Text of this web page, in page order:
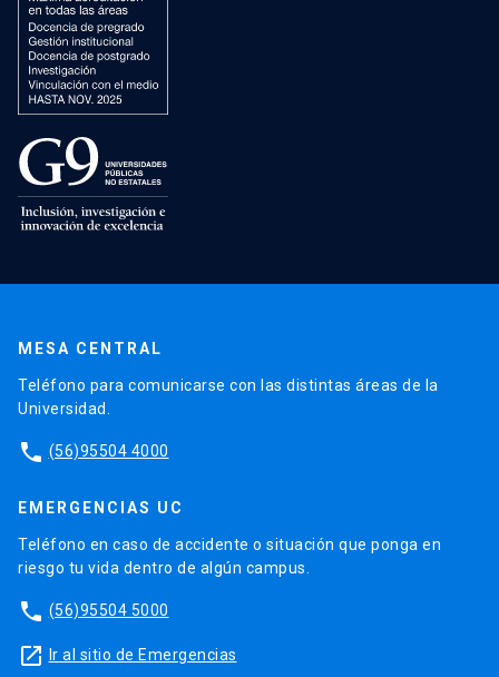
MESA CENTRAL
Teléfono para comunicarse con las distintas áreas de la
Universidad.
phone (56)95504 4000
EMERGENCIAS UC
Teléfono en caso de accidente o situación que ponga en
riesgo tu vida dentro de algún campus.
phone (56)95504 5000
launch Ir al sitio de Emergencias